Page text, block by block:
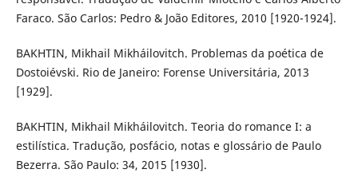
Faraco. São Carlos: Pedro & João Editores, 2010 [1920-1924].
BAKHTIN, Mikhail Mikháilovitch. Problemas da poética de
Dostoiévski. Rio de Janeiro: Forense Universitária, 2013
[1929].
BAKHTIN, Mikhail Mikháilovitch. Teoria do romance I: a
estilística. Tradução, posfácio, notas e glossário de Paulo
Bezerra. São Paulo: 34, 2015 [1930].